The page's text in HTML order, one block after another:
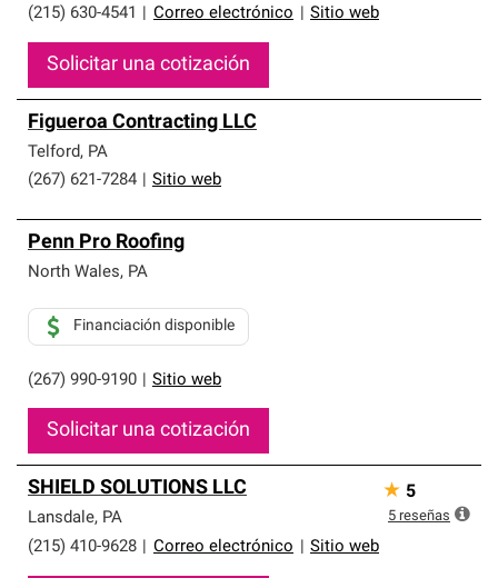
(215) 630-4541 Correo electrónico Sitio web
Solicitar una cotización
Figueroa Contracting LLC
Telford, PA
(267) 621-7284
Sitio web
Penn Pro Roofing
North Wales, PA
(267) 990-9190 Sitio web
Financiación disponible
Solicitar una cotización
SHIELD SOLUTIONS LLC
Lansdale, PA
(215) 410-9628
Correo electrónico Sitio web
★ 5
5 reseñas